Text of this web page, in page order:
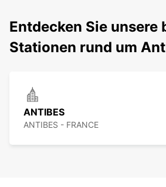
Entdecken Sie unsere
Stationen rund um
ANTIBES
ANTIBES - FRANCE